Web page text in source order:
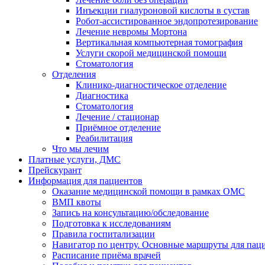
Инъекции гиалуроновой кислоты в сустав
Робот-ассистированное эндопротезирование
Лечение невромы Мортона
Вертикальная компьютерная томография
Услуги скорой медицинской помощи
Стоматология
Отделения
Клинико-диагностическое отделение
Диагностика
Стоматология
Лечение / стационар
Приёмное отделение
Реабилитация
Что мы лечим
Платные услуги, ДМС
Прейскурант
Информация для пациентов
Оказание медицинской помощи в рамках ОМС
ВМП квоты
Запись на консультацию/обследование
Подготовка к исследованиям
Правила госпитализации
Навигатор по центру. Основные маршруты для
Расписание приёма врачей